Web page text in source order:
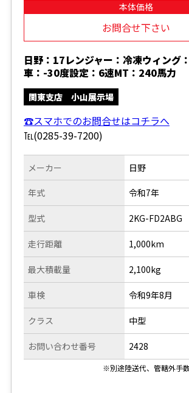
本体価格
お問合せ下さい
日野：17レンジャー：冷凍ウィング
車：-30度設定：6速MT：240馬力
関東支店 小山展示場
☎スマホでのお問合せはコチラへ
℡(0285-39-7200)
メーカー
年式
型式
走行距離
日野
令和7年
2KG-FD2ABG
1,000km
最大積載量
車検
クラス
お問い合わせ番号
2,100kg
令和9年8月
中型
2428
※別途陸送代、管轄外手